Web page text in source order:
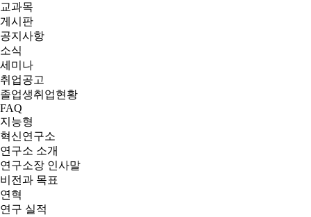
교과목
게시판
공지사항
소식
세미나
취업공고
졸업생취업현황
FAQ
지능형
혁신연구소
연구소 소개
연구소장 인사말
비전과 목표
연혁
연구 실적